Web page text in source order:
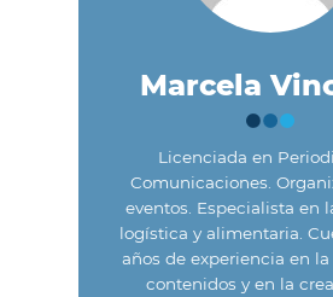
Marcela
Licenciada en
Comunicaciones.
eventos. Especialista en
logística y alimentaria.
años de experiencia en
contenidos y en la